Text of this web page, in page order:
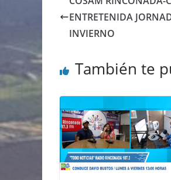
ENTRETENIDA
INVIERNO
También te